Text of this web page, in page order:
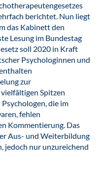
berichtet. Nun liegt
das Kabinett den
Lesung im Bundestag
soll 2020 in Kraft
Psychologinnen und
zur
Spitzen
die im
fehlen
Kommentierung. Das
Aus- und Weiterbildung
jedoch nur unzureichend